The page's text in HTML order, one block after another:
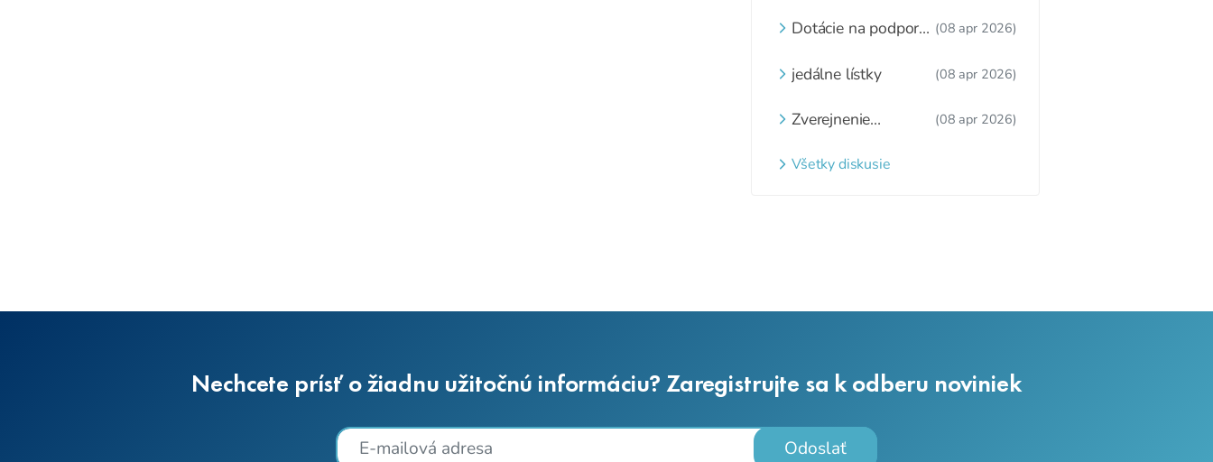
zážitkové varenie
Dotácie na podporu (08 apr 2026)
jedálne lístky (08 apr 2026)
Zverejnenie
zaradených detí a
nezaradených detí
(08 apr 2026)
Všetky diskusie
Nechcete prísť o žiadnu užitočnú informáciu? Zaregistrujte sa k odberu noviniek
Odoslať